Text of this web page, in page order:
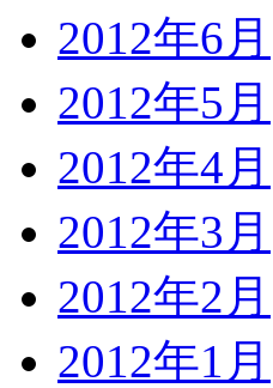
2012年6月
2012年5月
2012年4月
2012年3月
2012年2月
2012年1月